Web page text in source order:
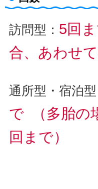
訪問型： 5回
合、あわせて
通所型・宿泊
で （多胎の
回まで）